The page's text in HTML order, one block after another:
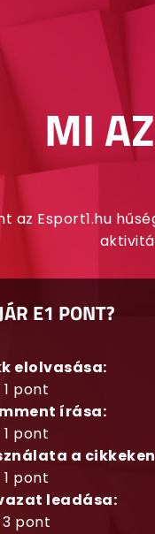
MI
az Esport1.hu
E1 PONT?
elolvasása:
1 pont
írása:
1 pont
a
1 pont
leadása:
3 pont